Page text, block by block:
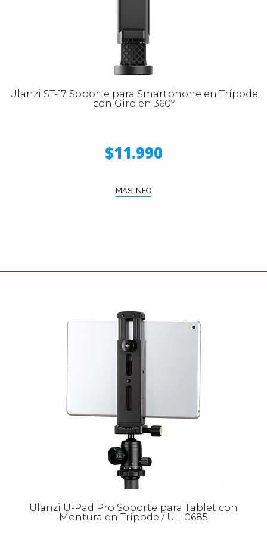
Ulanzi ST-17 Soporte para Smartphone en Trípode
con Giro en 360º
$11.990
MÁS INFO
Ulanzi U-Pad Pro Soporte para Tablet con
Montura en Trípode / UL-0685